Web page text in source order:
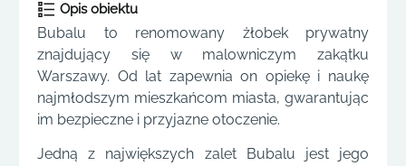
Opis obiektu
Bubalu to renomowany żłobek prywatny
znajdujący się w malowniczym zakątku
Warszawy. Od lat zapewnia on opiekę i naukę
najmłodszym mieszkańcom miasta, gwarantując
im bezpieczne i przyjazne otoczenie.
Jedną z największych zalet Bubalu jest jego